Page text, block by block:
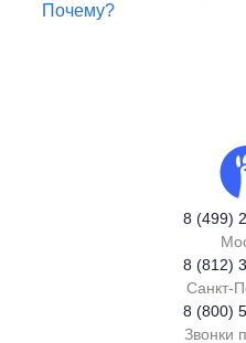
Почему?
8 (499)
8 (812)
Санкт-
8 (800)
Звонки